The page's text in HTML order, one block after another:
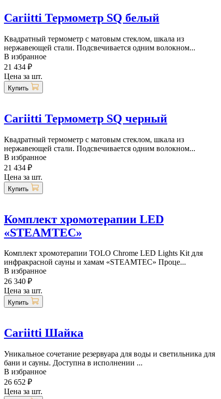
Cariitti Термометр SQ белый
Квадратный термометр с матовым стеклом, шкала из
нержавеющей стали. Подсвечивается одним волокном...
В избранное
21 434 ₽
Цена за шт.
Купить
Cariitti Термометр SQ черный
Квадратный термометр с матовым стеклом, шкала из
нержавеющей стали. Подсвечивается одним волокном...
В избранное
21 434 ₽
Цена за шт.
Купить
Комплект хромотерапии LED
«STEAMTEC»
Комплект хромотерапии TOLO Chrome LED Lights Kit для
инфракрасной сауны и хамам «STEAMTEC» Проце...
В избранное
26 340 ₽
Цена за шт.
Купить
Cariitti Шайка
Уникальное сочетание резервуара для воды и светильника для
бани и сауны. Доступна в исполнении ...
В избранное
26 652 ₽
Цена за шт.